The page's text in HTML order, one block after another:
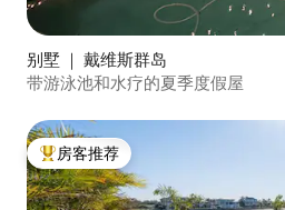
别墅 ｜ 戴维斯群岛
带游泳池和水疗的夏季度假屋
热门「房客推荐」
房客推荐